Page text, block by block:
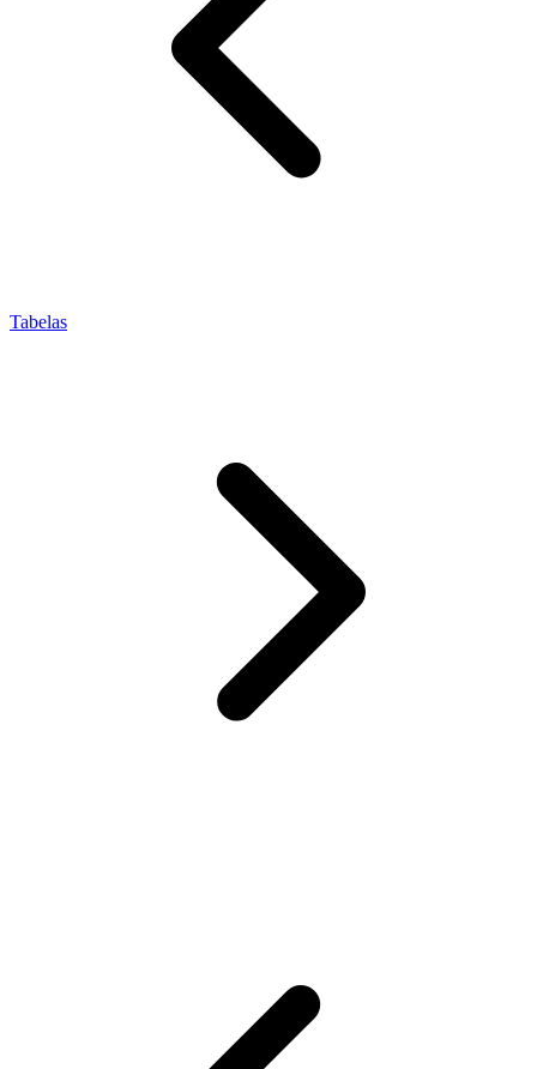
Tabelas